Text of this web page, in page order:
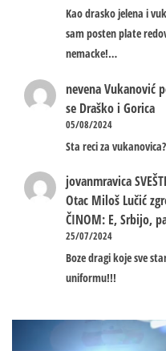
Kao drasko jelena i
sam posten plate
nemacke!…
nevenaVukanović
se Draško i Gorica
05/08/2024
Sta reci za
jovanmravica
Otac Miloš Lučić
ČINOM: E, Srbijo,
25/07/2024
Boze dragi koje sve
uniformu!!!